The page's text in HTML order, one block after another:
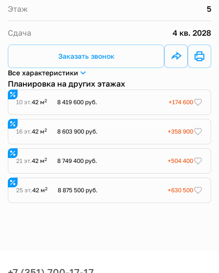
Этаж 5
Сдача 4 кв. 2028
Заказать звонок
Все характеристики
Планировка на других этажах
10 эт.42 м2 8 419 600 руб. +174 600
16 эт.42 м2 8 603 900 руб. +358 900
21 эт.42 м2 8 749 400 руб. +504 400
25 эт.42 м2 8 875 500 руб. +630 500